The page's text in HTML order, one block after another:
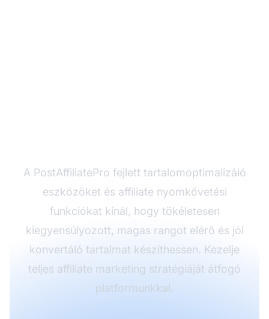
A PostAffiliatePro fejlett tartalomoptimalizáló
eszközöket és affiliate nyomkövetési
funkciókat kínál, hogy tökéletesen
kiegyensúlyozott, magas rangot elérő és jól
konvertáló tartalmat készíthessen. Kezelje
teljes affiliate marketing stratégiáját átfogó
platformunkkal.